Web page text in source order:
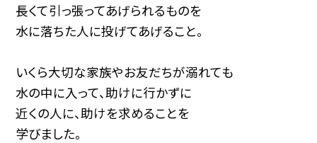
長くて引っ張ってあげられるものを
水に落ちた人に投げてあげること。
いくら大切な家族やお友だちが溺れても
水の中に入って、助けに行かずに
近くの人に、助けを求めることを
学びました。